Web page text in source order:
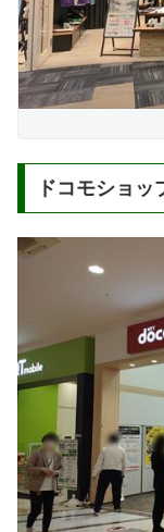
ドコモショッ